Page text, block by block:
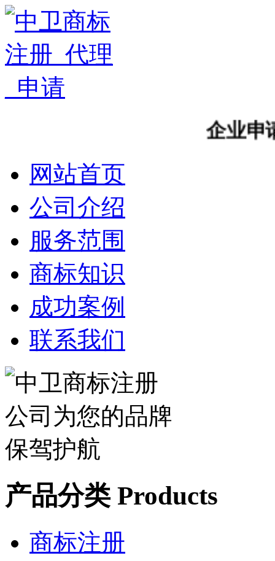
企业申请
网站首页
公司介绍
服务范围
商标知识
成功案例
联系我们
产品分类 Products
商标注册